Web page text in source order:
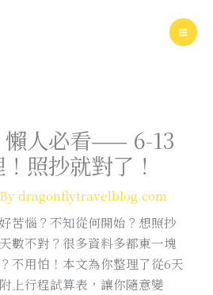
懶人必看—— 6-13
照抄就對了！
dragonflytravelblog.com
苦惱？不知從何開始？想照抄
數不對？很多資料多都東一塊
不用怕！本文為你整理了從6天
上行程試算表，讓你隨意變